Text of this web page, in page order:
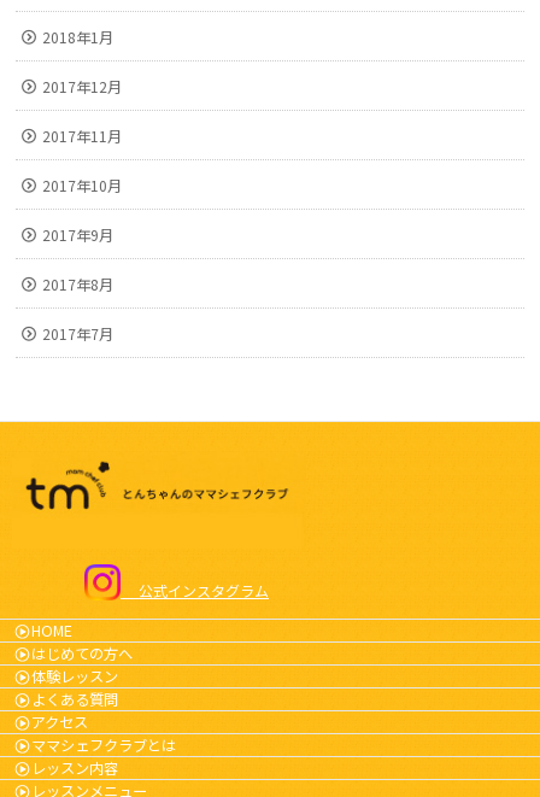
2018年1月
2017年12月
2017年11月
2017年10月
2017年9月
2017年8月
2017年7月
公式インスタグラム
HOME
はじめての方へ
体験レッスン
よくある質問
アクセス
ママシェフクラブとは
レッスン内容
レッスンメニュー